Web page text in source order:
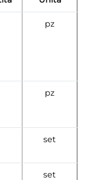
pz
pz
set
set